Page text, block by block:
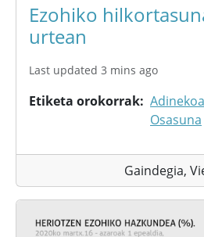
Ezohiko
urtean
Last updated 3 mins ago
Etiketa orokorrak
Osasuna
Gaindegia,